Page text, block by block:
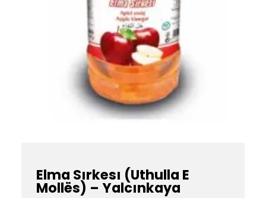
Elma Sırkesı (Uthulla E
Mollës) – Yalcınkaya